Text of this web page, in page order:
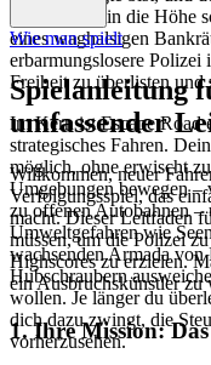
Entdeckung in die Höhe
eines waghalsigen
erbarmungslosere Polizei
Freiheit zu überlisten und
Im Kern ist Escape Road
strategisches Fahren.
möglich, ohne erwischt
Umgebungen bewegen –
zu offenen Autobahnen –
Umweltgefahren wie
wachsenden Armada
Hubschraubern
wollen. Je länger du
dich dazu zwingt, die
vorherzusehen.
Wie man spielt
Spielanleitung
umfassender
Willkommen, neuer
Verfolgungsspiel, das
macht. Dieser Leitfaden
müssen, um die Polizei
Highscores zu erzielen.
ein Ausbruchskünstler zu
1. Ihre Mission: